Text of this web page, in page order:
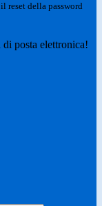
reset della password
posta elettronica!